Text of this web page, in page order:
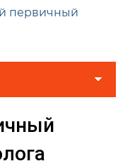
первичный